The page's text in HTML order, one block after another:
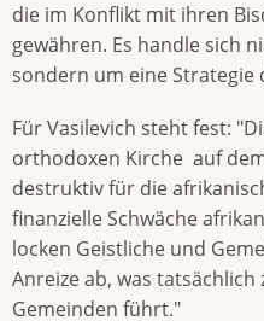
die im Konflikt mit ihren
gewähren. Es handle sich
sondern um eine Strategie
Für Vasilevich steht fest:
orthodoxen Kirche auf
destruktiv für die
finanzielle Schwäche
locken Geistliche und
Anreize ab, was
Gemeinden führt."